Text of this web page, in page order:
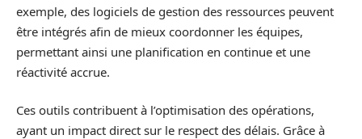
exemple, des logiciels de gestion des ressources peuvent
être intégrés afin de mieux coordonner les équipes,
permettant ainsi une planification en continue et une
réactivité accrue.
Ces outils contribuent à l’optimisation des opérations,
ayant un impact direct sur le respect des délais. Grâce à